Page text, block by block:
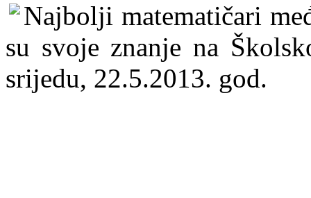
Najbolji matematičari
su svoje znanje na
srijedu, 22.5.2013. god.